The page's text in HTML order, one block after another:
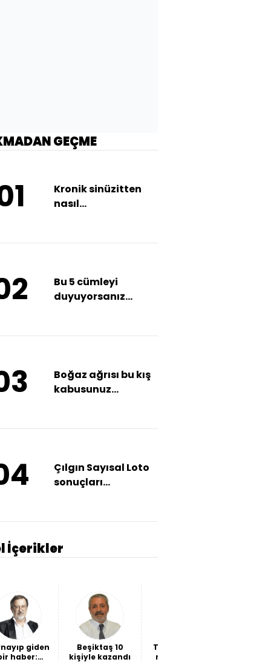
İçerikler
giden
haber:
Beşiktaş 10
kişiyle kazandı
THY bilançosu
ne söylüyor?
GEÇME
Kronik sinüzitten
nasıl
Bu 5 cümleyi
duyuyorsanız
Boğaz ağrısı bu kış
kabusunuz
Çılgın Sayısal Loto
sonuçları